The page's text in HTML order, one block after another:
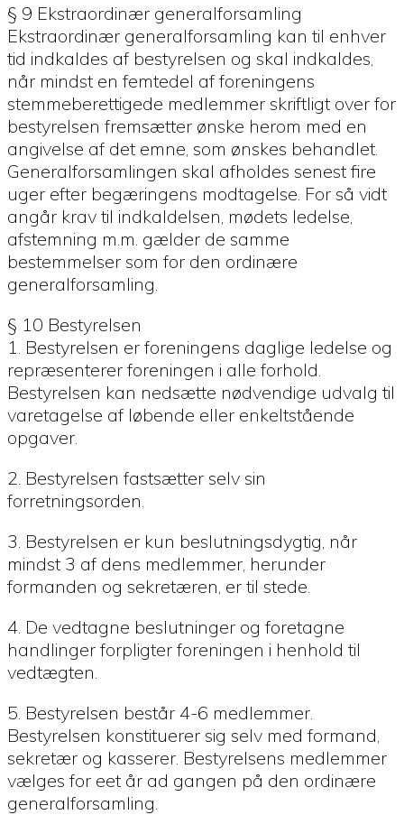
§ 9 Ekstraordinær generalforsamling
Ekstraordinær generalforsamling kan til enhver
tid indkaldes af bestyrelsen og skal indkaldes,
når mindst en femtedel af foreningens
stemmeberettigede medlemmer skriftligt over for
bestyrelsen fremsætter ønske herom med en
angivelse af det emne, som ønskes behandlet.
Generalforsamlingen skal afholdes senest fire
uger efter begæringens modtagelse. For så vidt
angår krav til indkaldelsen, mødets ledelse,
afstemning m.m. gælder de samme
bestemmelser som for den ordinære
generalforsamling.
§ 10 Bestyrelsen
1. Bestyrelsen er foreningens daglige ledelse og
repræsenterer foreningen i alle forhold.
Bestyrelsen kan nedsætte nødvendige udvalg til
varetagelse af løbende eller enkeltstående
opgaver.
2. Bestyrelsen fastsætter selv sin
forretningsorden.
3. Bestyrelsen er kun beslutningsdygtig, når
mindst 3 af dens medlemmer, herunder
formanden og sekretæren, er til stede.
4. De vedtagne beslutninger og foretagne
handlinger forpligter foreningen i henhold til
vedtægten.
5. Bestyrelsen består 4-6 medlemmer.
Bestyrelsen konstituerer sig selv med formand,
sekretær og kasserer. Bestyrelsens medlemmer
vælges for eet år ad gangen på den ordinære
generalforsamling.